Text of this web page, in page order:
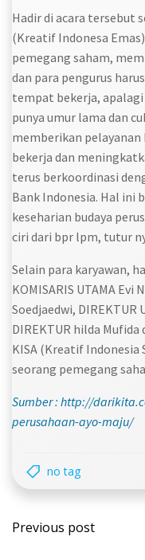
Hadir di acara tersebut
(Kreatif Indonesa
pemegang saham,
dan para pengurus
tempat bekerja,
punya umur lama dan
memberikan pelayanan
bekerja dan
terus berkoordinasi
Bank Indonesia. Hal ini
keseharian budaya
ciri dari bpr lpm, tutur
Selain para karyawan,
KOMISARIS UTAMA Evi
Soedjaedwi, DIREKTUR
DIREKTUR hilda Mufida
KISA (Kreatif Indonesia
seorang pemegang
Sumber : http://
perusahaan-ayo-maju/
no tag
Post
Previous post